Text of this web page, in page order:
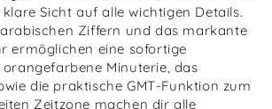
Sicht auf alle wichtigen Details.
Ziffern und das markante
ermöglichen eine sofortige
Minuterie, das
die praktische GMT-Funktion zum
Zeitzone machen dir alle